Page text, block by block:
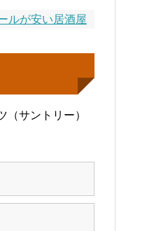
ルが安い居酒屋
サントリー）